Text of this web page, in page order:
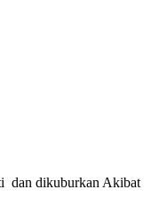
dan dikuburkan Akibat